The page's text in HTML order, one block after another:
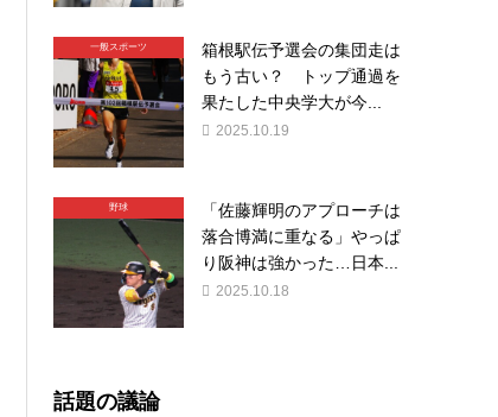
一般スポーツ
箱根駅伝予選会の集団走は
もう古い？ トップ通過を
果たした中央学大が今...
2025.10.19
野球
「佐藤輝明のアプローチは
落合博満に重なる」やっぱ
り阪神は強かった…日本...
2025.10.18
話題の議論